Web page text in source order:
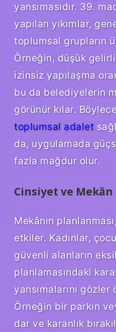
yansımasıdır. 39.
yapılan yıkımlar,
toplumsal grupların
Örneğin, düşük
izinsiz yapılaşma
bu da belediyelerin
görünür kılar.
toplumsal adalet
da, uygulamada
fazla mağdur olur.
Cinsiyet ve Mekân
Mekânın
etkiler. Kadınlar,
güvenli alanların
planlamasındaki
yansımalarını gözler
Örneğin bir parkın
dar ve karanlık